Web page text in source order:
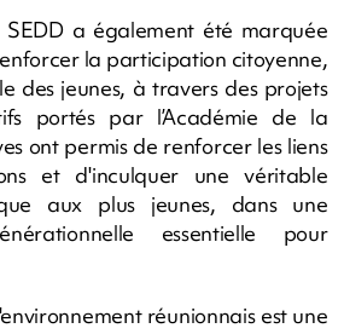
SEDD a également été marquée
la participation citoyenne,
des jeunes, à travers des projets
portés par l’Académie de la
ont permis de renforcer les liens
et d'inculquer une véritable
aux plus jeunes, dans une
essentielle pour
réunionnais est une